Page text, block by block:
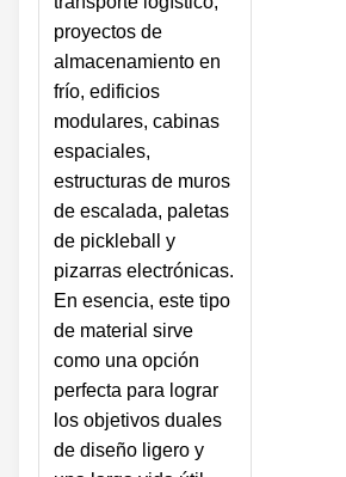
proyectos de
almacenamiento en
frío, edificios
modulares, cabinas
espaciales,
estructuras de muros
de escalada, paletas
de pickleball y
pizarras electrónicas.
En esencia, este tipo
de material sirve
como una opción
perfecta para lograr
los objetivos duales
de diseño ligero y